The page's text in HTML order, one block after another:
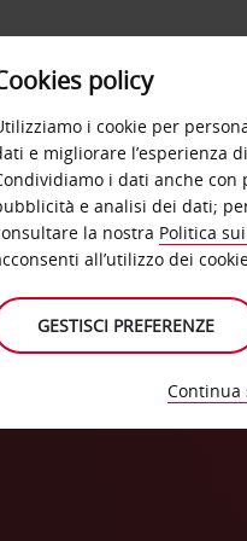
OFFERTE
policy
i cookie per
e migliorare l’esperienza
i dati anche
e analisi dei dati;
la nostra Politica
all’utilizzo dei
GESTISCI PREFERENZE
Continua